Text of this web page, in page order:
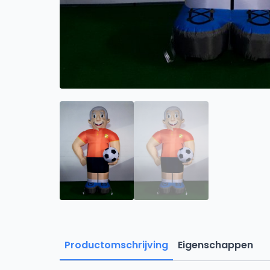
Productomschrijving Eigenschappen